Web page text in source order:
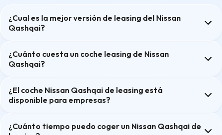
¿Cual es la mejor versión de leasing del Nissan
Qashqai?
¿Cuánto cuesta un coche leasing de Nissan
Qashqai?
¿El coche Nissan Qashqai de leasing está
disponible para empresas?
¿Cuánto tiempo puedo coger un Nissan Qashqai de